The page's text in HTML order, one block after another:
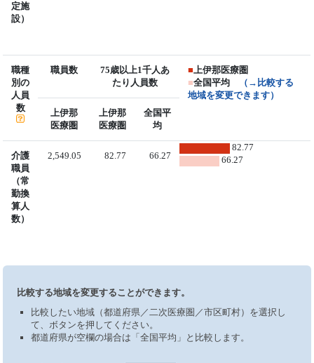
定施
設）
職種
別の
人員
数
職員数
75歳以上1千人あ
たり人員数
■上伊那医療圏
■全国平均
（→比較する
地域を変更できます）
上伊那
医療圏
上伊那
医療圏
全国平
均
介護
職員
（常
勤換
算人
数）
2,549.05 82.77 66.27
82.77
66.27
比較する地域を変更することができます。
比較したい地域（都道府県／二次医療圏／市区町村）を選択し
て、ボタンを押してください。
都道府県が空欄の場合は「全国平均」と比較します。